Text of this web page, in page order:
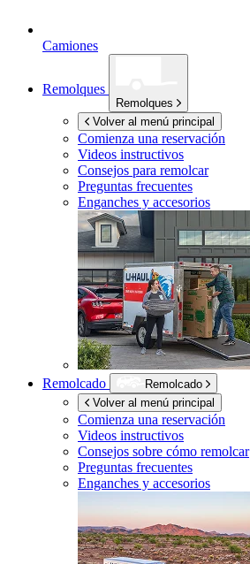
Camiones
Remolques
Remolques
Volver al menú principal
Comienza una reservación
Videos instructivos
Consejos para remolcar
Preguntas frecuentes
Enganches y accesorios
Remolcado
Remolcado
Volver al menú principal
Comienza una reservación
Videos instructivos
Consejos sobre cómo remolcar
Preguntas frecuentes
Enganches y accesorios